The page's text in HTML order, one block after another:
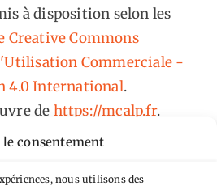
le consentement
nous utilisons des
à disposition selon les
Creative Commons
Commerciale -
4.0 International.
de https://mcalp.fr.